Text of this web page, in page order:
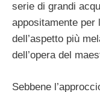
serie di grandi
appositamente per
dell’aspetto più
dell’opera del
Sebbene